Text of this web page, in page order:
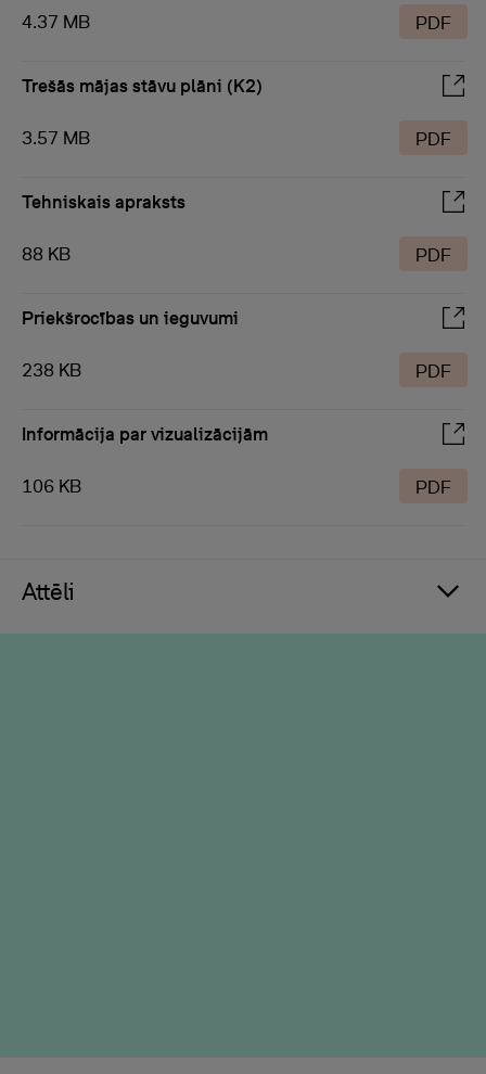
4.37 MB PDF
Trešās mājas stāvu plāni (K2)
3.57 MB PDF
Tehniskais apraksts
88 KB PDF
Priekšrocības un ieguvumi
238 KB PDF
Informācija par vizualizācijām
106 KB PDF
Attēli